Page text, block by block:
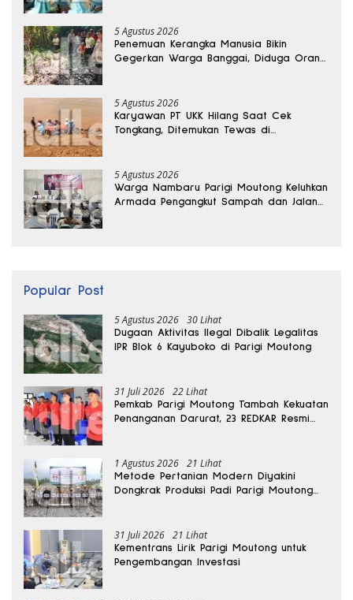
5 Agustus 2026
Penemuan Kerangka Manusia Bikin
Gegerkan Warga Banggai, Diduga Orang
5 Agustus 2026
Karyawan PT UKK Hilang Saat Cek
Tongkang, Ditemukan Tewas di
5 Agustus 2026
Warga Nambaru Parigi Moutong Keluhkan
Armada Pengangkut Sampah dan Jalan
Popular Post
5 Agustus 2026 30 Lihat
Dugaan Aktivitas Ilegal Dibalik Legalitas
IPR Blok 6 Kayuboko di Parigi Moutong
31 Juli 2026 22 Lihat
Pemkab Parigi Moutong Tambah Kekuatan
Penanganan Darurat, 23 REDKAR Resmi
1 Agustus 2026 21 Lihat
Metode Pertanian Modern Diyakini
Dongkrak Produksi Padi Parigi Moutong
31 Juli 2026 21 Lihat
Kementrans Lirik Parigi Moutong untuk
Pengembangan Investasi